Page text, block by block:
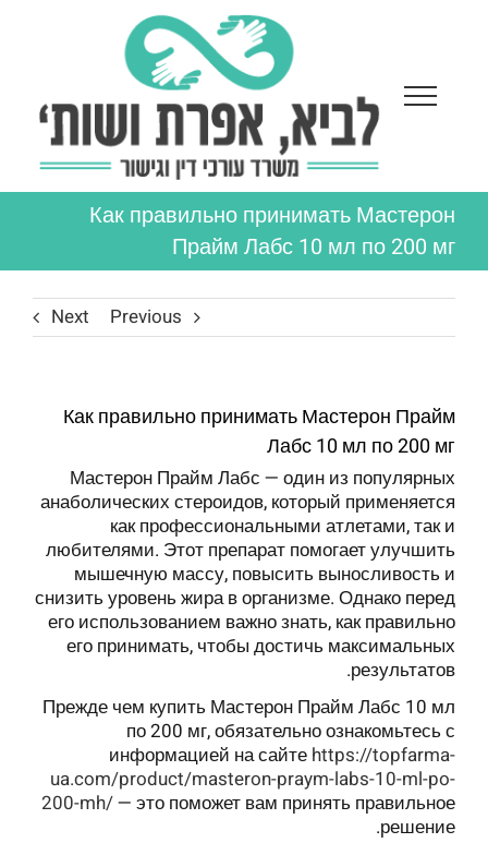
Как правильно принимать Мастерон
Прайм Лабс 10 мл по 200 мг
Previous
Next
Как правильно принимать Мастерон Прайм
Лабс 10 мл по 200 мг
Мастерон Прайм Лабс — один из популярных
анаболических стероидов, который применяется
как профессиональными атлетами, так и
любителями. Этот препарат помогает улучшить
мышечную массу, повысить выносливость и
снизить уровень жира в организме. Однако перед
его использованием важно знать, как правильно
его принимать, чтобы достичь максимальных
результатов.
Прежде чем купить Мастерон Прайм Лабс 10 мл
по 200 мг, обязательно ознакомьтесь с
информацией на сайте https://topfarma-
ua.com/product/masteron-praym-labs-10-ml-po-
200-mh/— это поможет вам принять правильное
решение.